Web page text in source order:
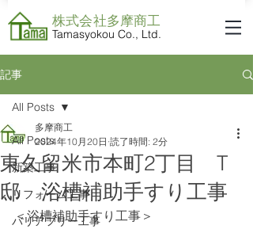
株式会社​多摩商工
Tamasyokou Co., Ltd.
記事
All Posts
新築工事
リフォーム工事
バリアフリー工事
All Posts
東久留米市本町2丁目 T
邸 浴槽補助手すり工事
多摩商工
2024年10月20日 読了時間: 2分
＜浴槽補助手すり工事＞